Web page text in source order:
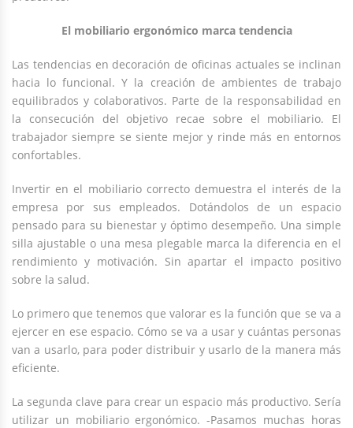
El mobiliario ergonómico marca tendencia
Las tendencias en decoración de oficinas actuales se inclinan
hacia lo funcional. Y la creación de ambientes de trabajo
equilibrados y colaborativos. Parte de la responsabilidad en
la consecución del objetivo recae sobre el mobiliario. El
trabajador siempre se siente mejor y rinde más en entornos
confortables.
Invertir en el mobiliario correcto demuestra el interés de la
empresa por sus empleados. Dotándolos de un espacio
pensado para su bienestar y óptimo desempeño. Una simple
silla ajustable o una mesa plegable marca la diferencia en el
rendimiento y motivación. Sin apartar el impacto positivo
sobre la salud.
Lo primero que tenemos que valorar es la función que se va a
ejercer en ese espacio. Cómo se va a usar y cuántas personas
van a usarlo, para poder distribuir y usarlo de la manera más
eficiente.
La segunda clave para crear un espacio más productivo. Sería
utilizar un mobiliario ergonómico. -Pasamos muchas horas